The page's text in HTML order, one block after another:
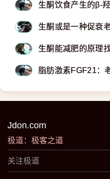
生酮饮食产生的β-
生酮或是一种促衰
生酮能减肥的原理
脂肪激素FGF21：
Jdon.com
极道：极客之道
关注极道